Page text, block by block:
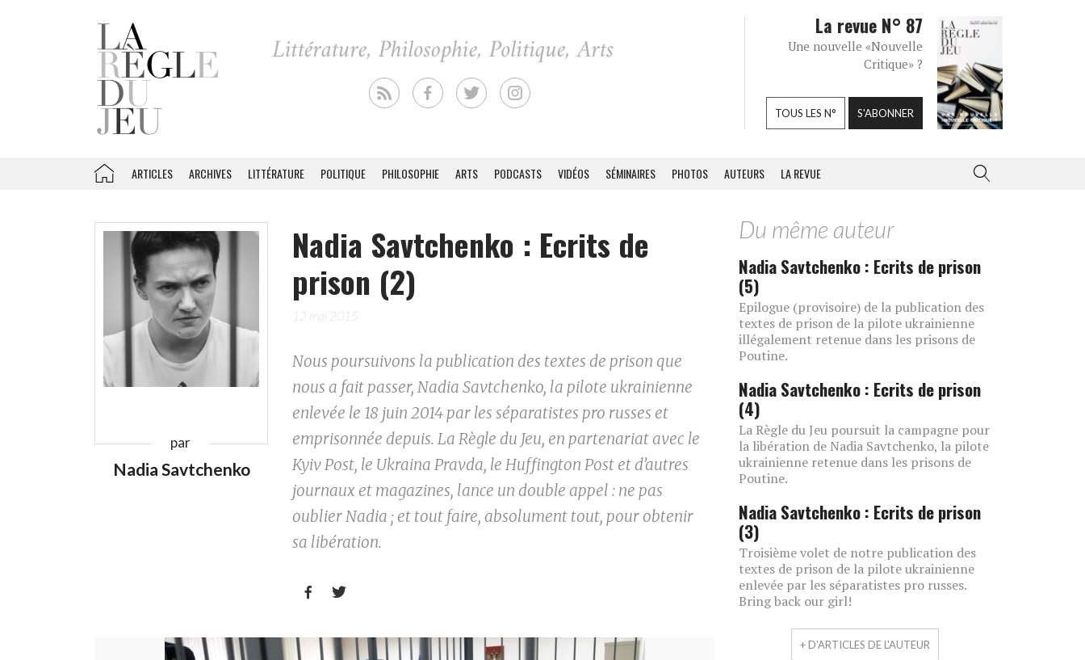
La revue N° 87
Une nouvelle «Nouvelle
Critique» ?
TOUS LES N° S'ABONNER
ARTICLES ARCHIVES LITTÉRATURE POLITIQUE PHILOSOPHIE ARTS PODCASTS VIDÉOS SÉMINAIRES PHOTOS AUTEURS LA REVUE
par
Nadia Savtchenko
Nadia Savtchenko : Ecrits de
prison (2)
12 mai 2015
Nous poursuivons la publication des textes de prison que
nous a fait passer, Nadia Savtchenko, la pilote ukrainienne
enlevée le 18 juin 2014 par les séparatistes pro russes et
emprisonnée depuis. La Règle du Jeu, en partenariat avec le
Kyiv Post, le Ukraina Pravda, le Huffington Post et d’autres
journaux et magazines, lance un double appel : ne pas
oublier Nadia ; et tout faire, absolument tout, pour obtenir
sa libération.
 
Du même auteur
Nadia Savtchenko : Ecrits de prison
(5)
Epilogue (provisoire) de la publication des
textes de prison de la pilote ukrainienne
illégalement retenue dans les prisons de
Poutine.
Nadia Savtchenko : Ecrits de prison
(4)
La Règle du Jeu poursuit la campagne pour
la libération de Nadia Savtchenko, la pilote
ukrainienne retenue dans les prisons de
Poutine.
Nadia Savtchenko : Ecrits de prison
(3)
Troisième volet de notre publication des
textes de prison de la pilote ukrainienne
enlevée par les séparatistes pro russes.
Bring back our girl!
+ D'ARTICLES DE L'AUTEUR